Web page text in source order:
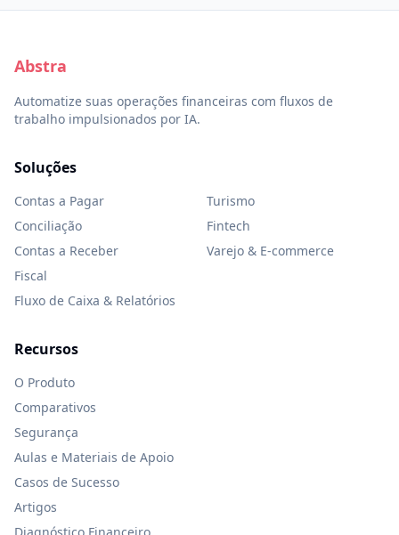
Abstra
Automatize suas operações financeiras com fluxos de
trabalho impulsionados por IA.
Soluções
Contas a Pagar
Conciliação
Contas a Receber
Fiscal
Fluxo de Caixa & Relatórios
Turismo
Fintech
Varejo & E-commerce
Recursos
O Produto
Comparativos
Segurança
Aulas e Materiais de Apoio
Casos de Sucesso
Artigos